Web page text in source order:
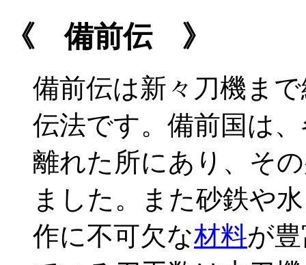
《 備前伝 》
備前伝は新々刀機ま
伝法です。備前国は
離れた所にあり、そ
ました。また砂鉄や
作に不可欠な材料が